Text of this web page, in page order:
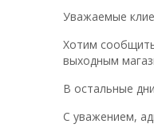
Уважаемые
Хотим
выходным
В остальные
С уважением,